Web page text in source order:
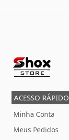
ACESSO RÁPIDO
Minha Conta
Meus Pedidos